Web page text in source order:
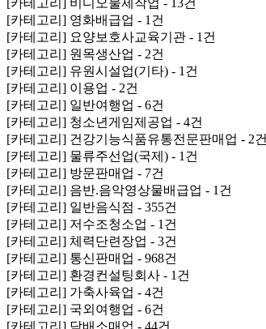
[카테고리] 영화배급업 - 1건
[카테고리] 요양보호사교육기관 - 1건
[카테고리] 원목생산업 - 2건
[카테고리] 유원시설업(기타) - 1건
[카테고리] 이용업 - 2건
[카테고리] 일반여행업 - 6건
[카테고리] 청소년게임제공업 - 4건
[카테고리] 건강기능식품유통전문판매업 - 2건
[카테고리] 물류주선업(국제) - 1건
[카테고리] 방문판매업 - 7건
[카테고리] 음반.음악영상물배급업 - 1건
[카테고리] 일반음식점 - 355건
[카테고리] 저수조청소업 - 1건
[카테고리] 체력단련장업 - 3건
[카테고리] 통신판매업 - 968건
[카테고리] 환경컨설팅회사 - 1건
[카테고리] 가축사육업 - 4건
[카테고리] 국외여행업 - 6건
[카테고리] 담배소매업 - 44건